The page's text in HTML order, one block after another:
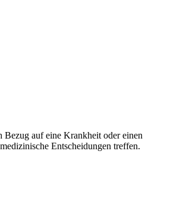
auf eine Krankheit oder einen
Entscheidungen treffen.